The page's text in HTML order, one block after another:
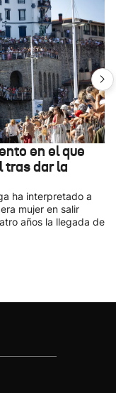
en el que
tras dar la
ha interpretado a
mujer en salir
años la llegada de